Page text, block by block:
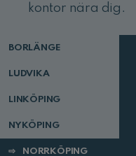
kontor nära dig.
BORLÄNGE
LUDVIKA
LINKÖPING
NYKÖPING
NORRKÖPING